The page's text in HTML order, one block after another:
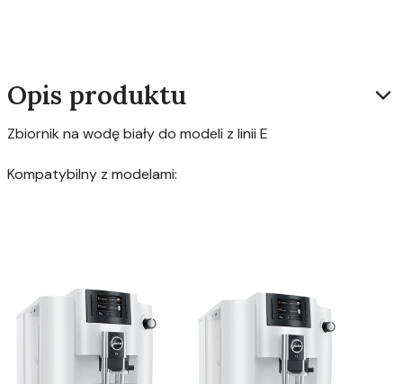
Opis produktu
Zbiornik na wodę biały do modeli z linii E
Kompatybilny z modelami: